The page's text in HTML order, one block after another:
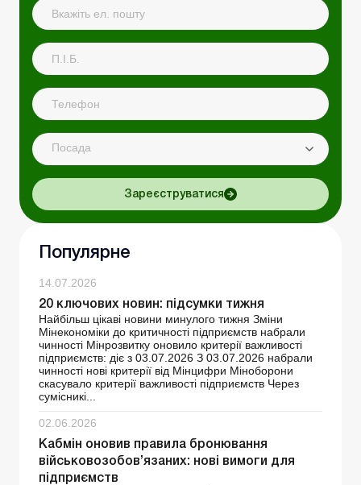
Посада
Зареєструватися
Популярне
14.07.2026
20 ключових новин: підсумки тижня
Найбільш цікаві новини минулого тижня Зміни
Мінекономіки до критичності підприємств набрали
чинності Мінрозвитку оновило критерії важливості
підприємств: діє з 03.07.2026 З 03.07.2026 набрали
чинності нові критерії від Мінцифри Міноборони
скасувало критерії важливості підприємств Через
сумісникі...
02.06.2026
Кабмін оновив правила бронювання
військовозобов’язаних: нові вимоги для
підприємств